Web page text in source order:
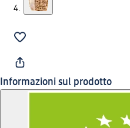
Informazioni sul prodotto